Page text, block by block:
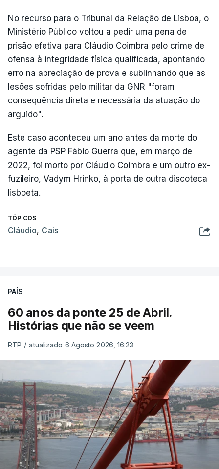
No recurso para o Tribunal da Relação de Lisboa, o
Ministério Público voltou a pedir uma pena de
prisão efetiva para Cláudio Coimbra pelo crime de
ofensa à integridade física qualificada, apontando
erro na apreciação de prova e sublinhando que as
lesões sofridas pelo militar da GNR "foram
consequência direta e necessária da atuação do
arguido".
Este caso aconteceu um ano antes da morte do
agente da PSP Fábio Guerra que, em março de
2022, foi morto por Cláudio Coimbra e um outro ex-
fuzileiro, Vadym Hrinko, à porta de outra discoteca
lisboeta.
TÓPICOS
Cláudio, Cais
PAÍS
60 anos da ponte 25 de Abril.
Histórias que não se veem
RTP / atualizado 6 Agosto 2026, 16:23